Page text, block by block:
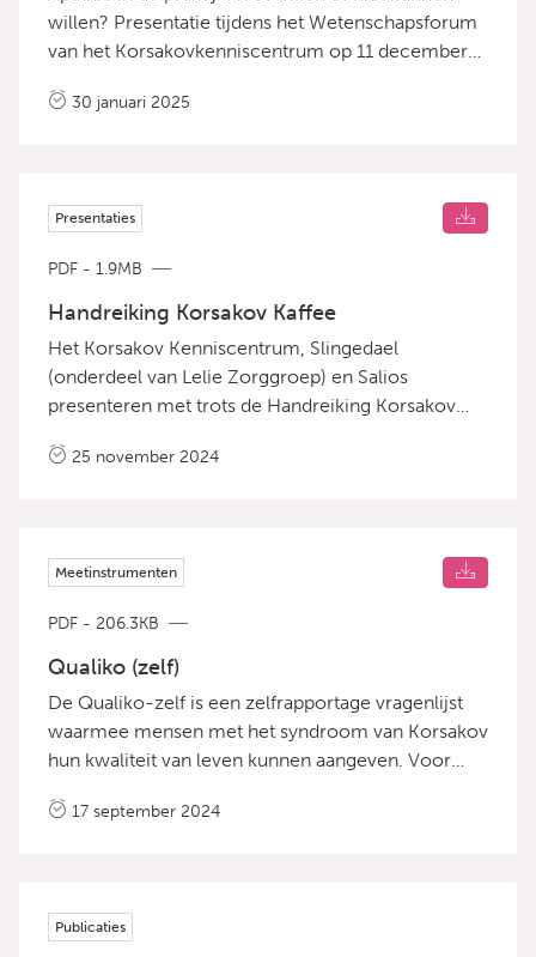
willen? Presentatie tijdens het Wetenschapsforum
van het Korsakovkenniscentrum op 11 december
van Gogh GGZ &amp; Julia Roosenschoon, junior
30 januari 2025
Presentaties
PDF - 1.9MB
Handreiking Korsakov Kaffee
Het Korsakov Kenniscentrum, Slingedael
(onderdeel van Lelie Zorggroep) en Salios
presenteren met trots de Handreiking Korsakov
waardevolle lessen uit eerdere succesvolle
handreiking biedt een compleet draaiboek, van
evaluatietools, zodat andere zorginstellingen en
organisaties meteen aan de slag kunnen.
25 november 2024
Meetinstrumenten
PDF - 206.3KB
Qualiko (zelf)
De Qualiko-zelf is een zelfrapportage vragenlijst
waarmee mensen met het syndroom van Korsakov
hun kwaliteit van leven kunnen aangeven. Voor
info@korsakovkenniscentrum.nl Bekijk hier de
17 september 2024
Publicaties